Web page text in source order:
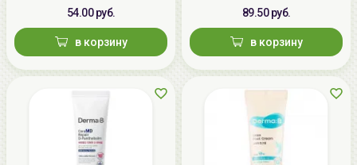
54.00 руб.
в корзину
89.50 руб.
в корзину